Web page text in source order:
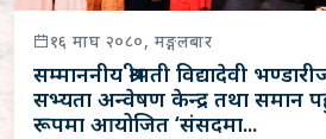
१६ माघ २०८०, मङ्गलबार
सम्माननीय श्रीमती विद्यादेवी
सभ्यता अन्वेषण केन्द्र तथा समान
रूपमा आयोजित ‘संसदमा...